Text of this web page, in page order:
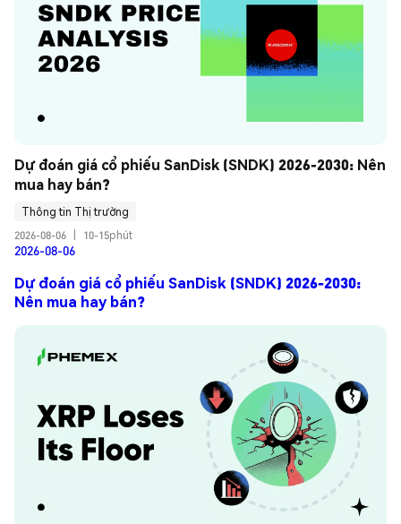
Dự đoán giá cổ phiếu SanDisk (SNDK) 2026-2030: Nên
mua hay bán?
Thông tin Thị trường
2026-08-06
10-15phút
2026-08-06
Dự đoán giá cổ phiếu SanDisk (SNDK) 2026-2030:
Nên mua hay bán?